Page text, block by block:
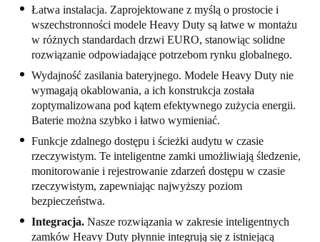
Łatwa instalacja. Zaprojektowane z myślą o prostocie i
wszechstronności modele Heavy Duty są łatwe w montażu
w różnych standardach drzwi EURO, stanowiąc solidne
rozwiązanie odpowiadające potrzebom rynku globalnego.
Wydajność zasilania bateryjnego. Modele Heavy Duty nie
wymagają okablowania, a ich konstrukcja została
zoptymalizowana pod kątem efektywnego zużycia energii.
Baterie można szybko i łatwo wymieniać.
Funkcje zdalnego dostępu i ścieżki audytu w czasie
rzeczywistym. Te inteligentne zamki umożliwiają śledzenie,
monitorowanie i rejestrowanie zdarzeń dostępu w czasie
rzeczywistym, zapewniając najwyższy poziom
bezpieczeństwa.
Integracja. Nasze rozwiązania w zakresie inteligentnych
zamków Heavy Duty płynnie integrują się z istniejącą